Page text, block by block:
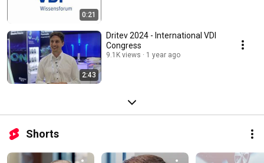
0:21
2:43
Dritev 2024 - International VDI
Congress
9.1K views 1 year ago
Shorts